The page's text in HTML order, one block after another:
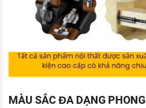
MÀU SẮC ĐA DẠNG